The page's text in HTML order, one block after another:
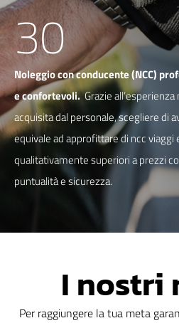
Noleggio con conducente (NCC)
e confortevoli.Grazie
acquisita dal personale, scegliere di
equivale ad approfittare di ncc viaggi
qualitativamente superiori a prezzi
puntualità e sicurezza.
30
I nostri
Per raggiungere la tua meta